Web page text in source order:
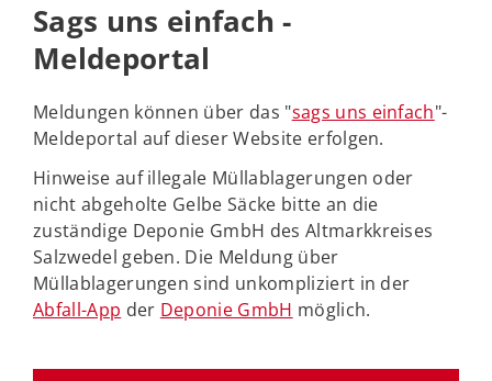
Sags uns einfach -
Meldeportal
Meldungen können über das "sags uns einfach"-
Meldeportal auf dieser Website erfolgen.
Hinweise auf illegale Müllablagerungen oder
nicht abgeholte Gelbe Säcke bitte an die
zuständige Deponie GmbH des Altmarkkreises
Salzwedel geben. Die Meldung über
Müllablagerungen sind unkompliziert in der
Abfall-App der Deponie GmbH möglich.